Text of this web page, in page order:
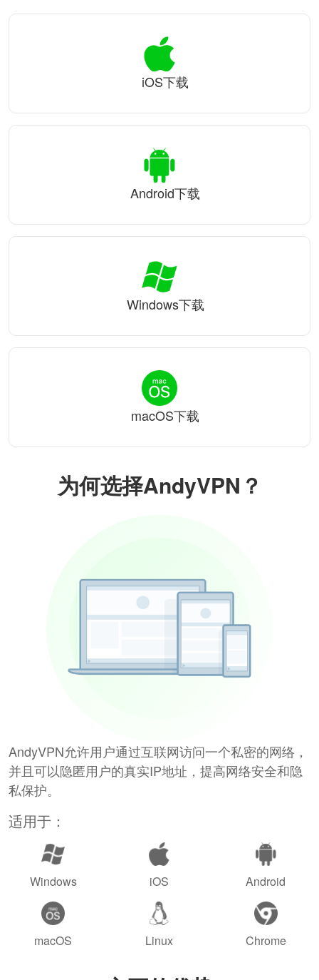
为何选择AndyVPN？
AndyVPN允许用户通过互联网访问一个私密的网络，
并且可以隐匿用户的真实IP地址，提高网络安全和隐
私保护。
适用于：
Windows iOS Android
macOS Linux Chrome
iOS下载
Android下载
Windows下载
macOS下载